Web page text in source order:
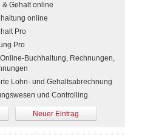
& Gehalt online
online
Pro
Pro
Buchhaltung, Rechnungen,
Lohn- und Gehaltsabrechnung
und Controlling
Neuer Eintrag